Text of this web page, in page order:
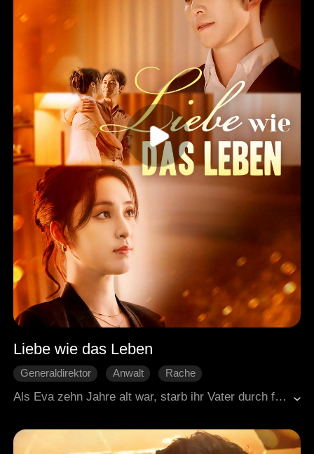
Liebe wie das Leben
Generaldirektor Anwalt
Rache
Als Eva zehn Jahre alt war, starb ihr Vater durch falsche Anschuldigungen einen tragischen Tod, und ihre Welt zerbrach. Jahre später, nun mit den Mitteln ausgestattet, Gerechtigkeit zu suchen, wandte sie sich an Roger, den Sohn des Hauptverdächtigen, in dem Glauben, er sei in irgendeiner Weise mit dem Schicksal ihres Vaters verbunden. Doch Roger hatte ihr Versteckspiel längst durchschaut; in seinen Augen lagen die Schuld und die Reue eines Jahrzehnts. Als sich der Nebel des alten Falls schließlich lichtete und der wahre Täter ans Licht kam, fanden Eva und Roger einen Weg, zusammen zu sein.